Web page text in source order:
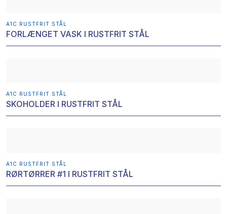
A1C RUSTFRIT STÅL​
FORLÆNGET VASK I RUSTFRIT STÅL
A1C RUSTFRIT STÅL​
SKOHOLDER I RUSTFRIT STÅL
A1C RUSTFRIT STÅL​
RØRTØRRER #1 I RUSTFRIT STÅL